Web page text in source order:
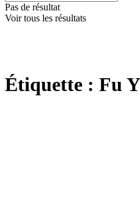
Pas de résultat
Voir tous les résultats
Étiquette : Fu